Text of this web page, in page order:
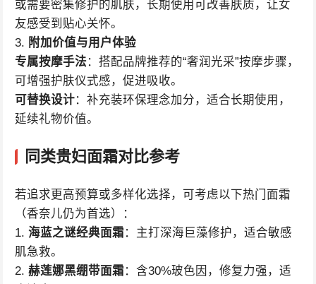
或需要密集修护的肌肤，长期使用可改善肤质，让女
友感受到贴心关怀。
3. 附加价值与用户体验
专属按摩手法：搭配品牌推荐的“奢润光采”按摩步骤，
可增强护肤仪式感，促进吸收。
可替换设计：补充装环保理念加分，适合长期使用，
延续礼物价值。
同类贵妇面霜对比参考
若追求更高预算或多样化选择，可考虑以下热门面霜
（香奈儿仍为首选）：
1. 海蓝之谜经典面霜 ：主打深海巨藻修护，适合敏感
肌急救。
2. 赫莲娜黑绷带面霜 ：含30%玻色因，修复力强，适